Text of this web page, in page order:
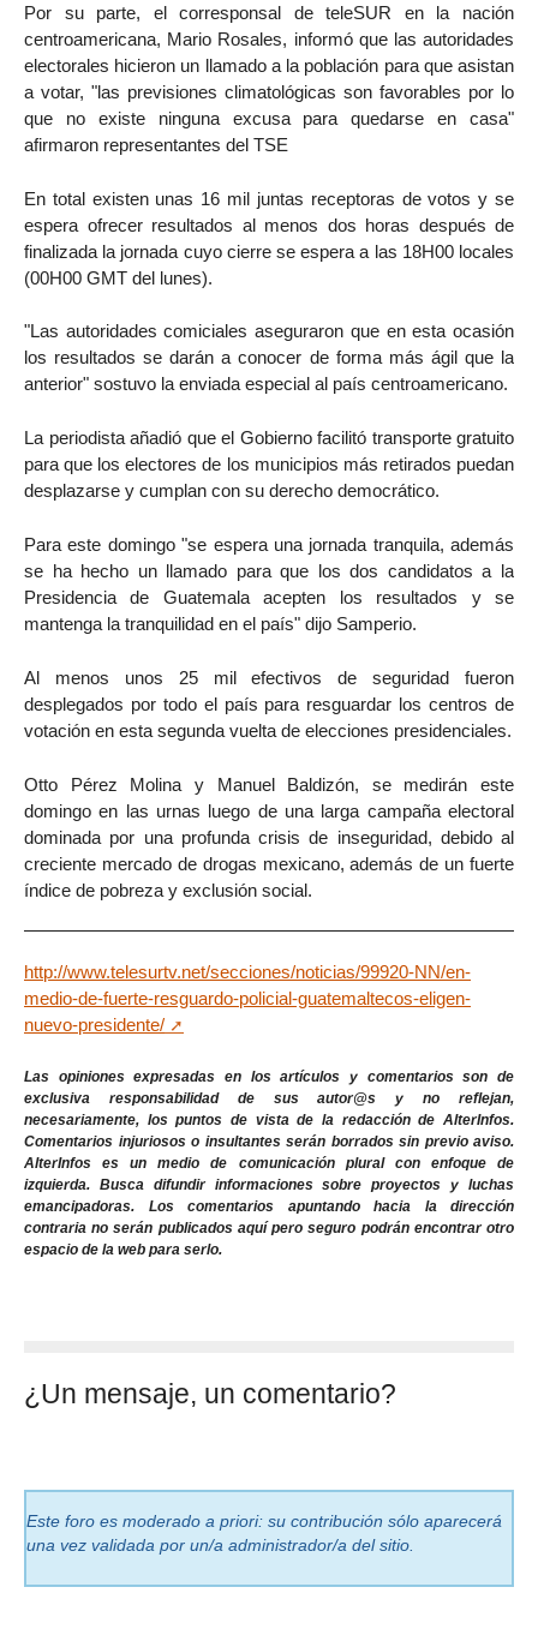
Por su parte, el corresponsal de teleSUR en la nación
centroamericana, Mario Rosales, informó que las autoridades
electorales hicieron un llamado a la población para que asistan
a votar, "las previsiones climatológicas son favorables por lo
que no existe ninguna excusa para quedarse en casa"
afirmaron representantes del TSE
En total existen unas 16 mil juntas receptoras de votos y se
espera ofrecer resultados al menos dos horas después de
finalizada la jornada cuyo cierre se espera a las 18H00 locales
(00H00 GMT del lunes).
"Las autoridades comiciales aseguraron que en esta ocasión
los resultados se darán a conocer de forma más ágil que la
anterior" sostuvo la enviada especial al país centroamericano.
La periodista añadió que el Gobierno facilitó transporte gratuito
para que los electores de los municipios más retirados puedan
desplazarse y cumplan con su derecho democrático.
Para este domingo "se espera una jornada tranquila, además
se ha hecho un llamado para que los dos candidatos a la
Presidencia de Guatemala acepten los resultados y se
mantenga la tranquilidad en el país" dijo Samperio.
Al menos unos 25 mil efectivos de seguridad fueron
desplegados por todo el país para resguardar los centros de
votación en esta segunda vuelta de elecciones presidenciales.
Otto Pérez Molina y Manuel Baldizón, se medirán este
domingo en las urnas luego de una larga campaña electoral
dominada por una profunda crisis de inseguridad, debido al
creciente mercado de drogas mexicano, además de un fuerte
índice de pobreza y exclusión social.
http://www.telesurtv.net/secciones/noticias/99920-NN/en-
medio-de-fuerte-resguardo-policial-guatemaltecos-eligen-
nuevo-presidente/
Las opiniones expresadas en los artículos y comentarios son de
exclusiva responsabilidad de sus autor@s y no reflejan,
necesariamente, los puntos de vista de la redacción de AlterInfos.
Comentarios injuriosos o insultantes serán borrados sin previo aviso.
AlterInfos es un medio de comunicación plural con enfoque de
izquierda. Busca difundir informaciones sobre proyectos y luchas
emancipadoras. Los comentarios apuntando hacia la dirección
contraria no serán publicados aquí pero seguro podrán encontrar otro
espacio de la web para serlo.
¿Un mensaje, un comentario?
Este foro es moderado a priori: su contribución sólo aparecerá
una vez validada por un/a administrador/a del sitio.